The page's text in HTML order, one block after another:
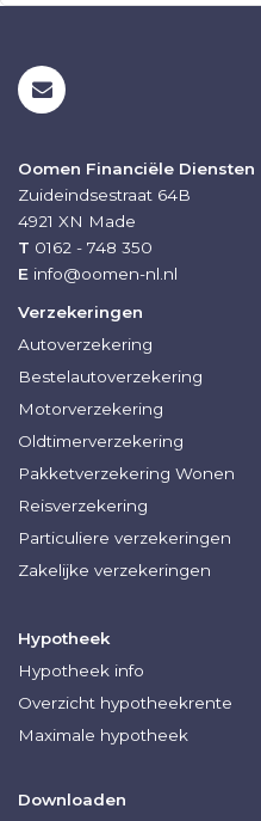
Oomen Financiële Diensten
Zuideindsestraat 64B
4921 XN Made
T 0162 - 748 350
E info@oomen-nl.nl
Verzekeringen
Autoverzekering
Bestelautoverzekering
Motorverzekering
Oldtimerverzekering
Pakketverzekering Wonen
Reisverzekering
Particuliere verzekeringen
Zakelijke verzekeringen
Hypotheek
Hypotheek info
Overzicht hypotheekrente
Maximale hypotheek
Downloaden